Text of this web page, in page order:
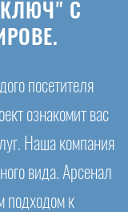
С
посетителя
ознакомит вас
Наша компания
вида. Арсенал
подходом к